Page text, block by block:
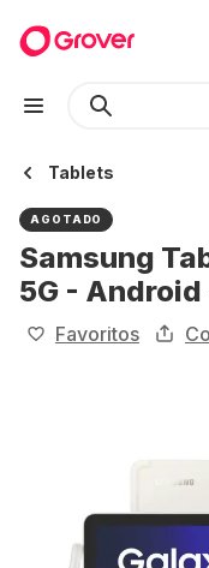
Tablets
AGOTADO
Samsung
5G - Android
Favoritos